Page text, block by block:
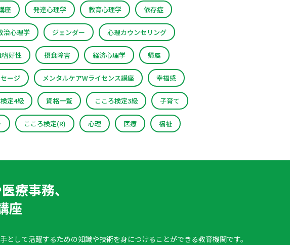
座 発達心理学 教育心理学 依存症
治心理学 ジェンダー 心理カウンセリング
嗜好性 摂食障害 経済心理学 帰属
ージ メンタルケアWライセンス講座 幸福感
定4級 資格一覧 こころ検定3級 子育て
こころ検定(R) 心理 医療 福祉
療事務、
座
して活躍するための知識や技術を身につけることができる教育機関です。